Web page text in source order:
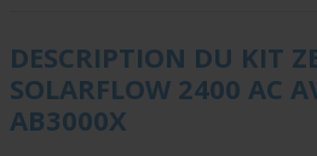
DESCRIPTION DU KIT
SOLARFLOW 2400 AC
AB3000X